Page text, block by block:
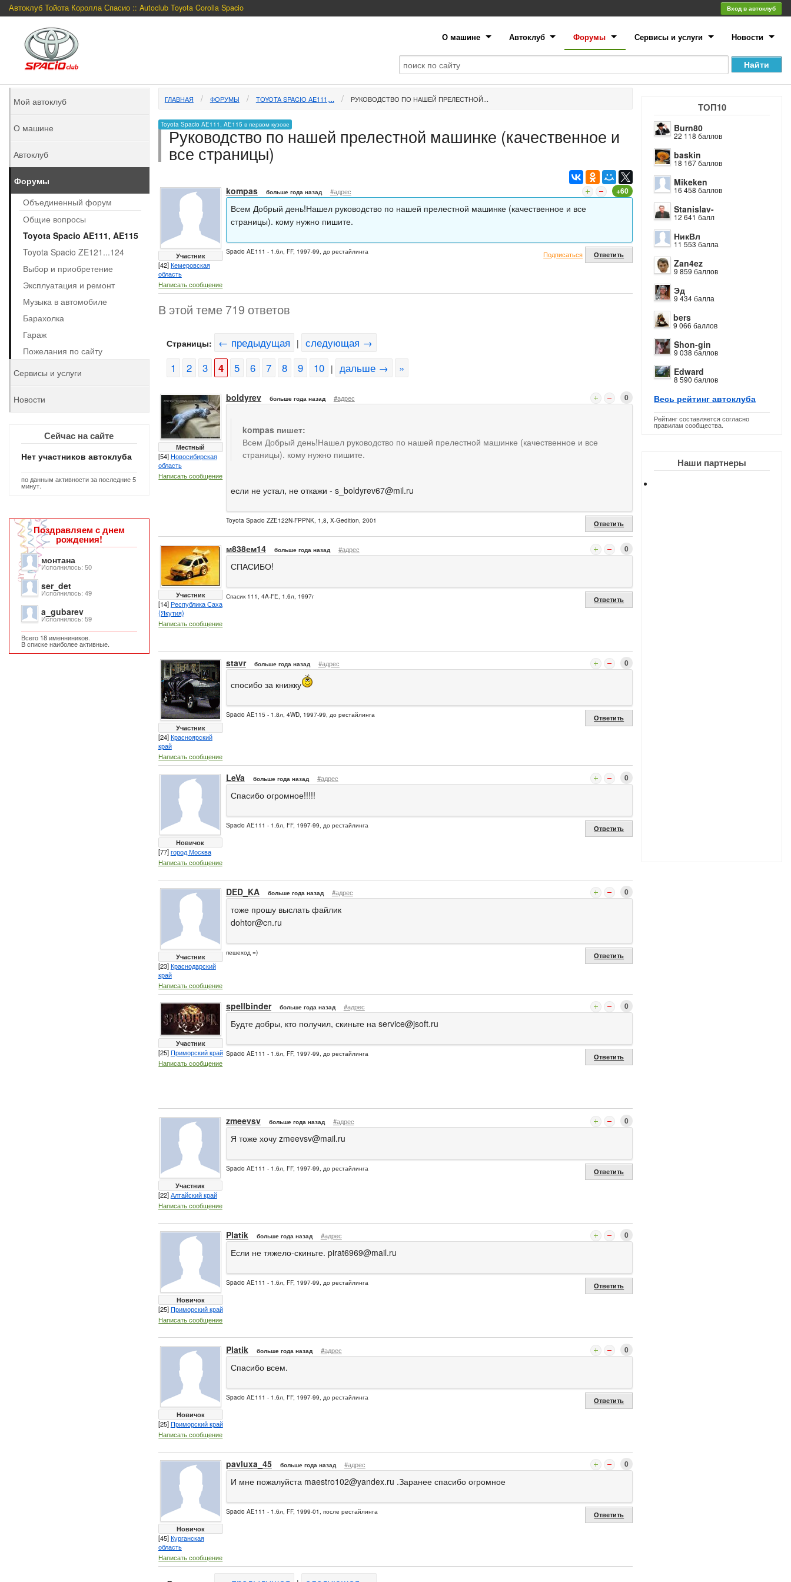
Автоклуб Тойота Королла Спасио :: Autoclub Toyota Corolla Spacio Вход в автоклуб
О машине Автоклуб Форумы Сервисы и услуги Новости
ТОП10
Burn80
22 118 баллов
baskin
18 167 баллов
Mikeken
16 458 баллов
Stanislav-
12 641 балл
НикВл
11 553 балла
Zan4ez
9 859 баллов
Эд
9 434 балла
bers
9 066 баллов
Shon-gin
9 038 баллов
Edward
8 590 баллов
Весь рейтинг автоклуба
Рейтинг составляется согласно
правилам сообщества.
Наши партнеры
ГЛАВНАЯ ФОРУМЫ TOYOTA SPACIO AE111,... РУКОВОДСТВО ПО НАШЕЙ ПРЕЛЕСТНОЙ...
Toyota Spacio AE111, AE115 в первом кузове
Руководство по нашей прелестной машинке (качественное и
все страницы)
Участник
[42]Кемеровская
область
Написать сообщение
kompas больше года назад #адрес +60
Всем Добрый день!Нашел руководство по нашей прелестной машинке (качественное и все
страницы). кому нужно пишите.
Spacio AE111 - 1.6л, FF, 1997-99, до рестайлинга Подписаться Ответить
В этой теме 719 ответов
Страницы: ← предыдущая | следующая →
1
2 3 4 5 6 7 8 9 10 | дальше → »
Местный
[54]Новосибирская
область
Написать сообщение
boldyrev больше года назад #адрес 0
kompas пишет:
Всем Добрый день!Нашел руководство по нашей прелестной машинке (качественное и все
страницы). кому нужно пишите.
если не устал, не откажи - s_boldyrev67@mil.ru
Toyota Spacio ZZE122N-FPPNK, 1,8, X-Gedition, 2001 Ответить
Участник
[14]Республика Саха
(Якутия)
Написать сообщение
м838ем14 больше года назад #адрес 0
СПАСИБО!
Спасик 111, 4A-FE, 1.6л, 1997г Ответить
Участник
[24]Красноярский
край
Написать сообщение
stavr больше года назад #адрес 0
спосибо за книжку
Spacio AE115 - 1.8л, 4WD, 1997-99, до рестайлинга Ответить
Новичок
[77]город Москва
Написать сообщение
LeVa больше года назад #адрес 0
Спасибо огромное!!!!!
Spacio AE111 - 1.6л, FF, 1997-99, до рестайлинга Ответить
Участник
[23]Краснодарский
край
Написать сообщение
DED_KA больше года назад #адрес 0
тоже прошу выслать файлик
dohtor@cn.ru
пешеход =) Ответить
Участник
[25]Приморский край
Написать сообщение
spellbinder больше года назад #адрес 0
Будте добры, кто получил, скиньте на service@jsoft.ru
Spacio AE111 - 1.6л, FF, 1997-99, до рестайлинга Ответить
Участник
[22]Алтайский край
Написать сообщение
zmeevsv больше года назад #адрес 0
Я тоже хочу zmeevsv@mail.ru
Spacio AE111 - 1.6л, FF, 1997-99, до рестайлинга Ответить
Новичок
[25]Приморский край
Написать сообщение
Platik больше года назад #адрес 0
Если не тяжело-скиньте. pirat6969@mail.ru
Spacio AE111 - 1.6л, FF, 1997-99, до рестайлинга Ответить
Новичок
[25]Приморский край
Написать сообщение
Platik больше года назад #адрес 0
Спасибо всем.
Spacio AE111 - 1.6л, FF, 1997-99, до рестайлинга Ответить
Новичок
[45]Курганская
область
Написать сообщение
pavluxa_45 больше года назад #адрес 0
И мне пожалуйста maestro102@yandex.ru .Заранее спасибо огромное
Spacio AE111 - 1.6л, FF, 1999-01, после рестайлинга Ответить
Мой автоклуб
О машине
Автоклуб
Форумы
Объединенный форум
Общие вопросы
Toyota Spacio AE111, AE115
Toyota Spacio ZE121...124
Выбор и приобретение
Эксплуатация и ремонт
Музыка в автомобиле
Барахолка
Гараж
Пожелания по сайту
Сервисы и услуги
Новости
Сейчас на сайте
Нет участников автоклуба
по данным активности за последние 5
минут.
Поздравляем с днем
рождения!
монтана
Исполнилось: 50
ser_det
Исполнилось: 49
a_gubarev
Исполнилось: 59
Всего 18 именниников.
В списке наиболее активные.